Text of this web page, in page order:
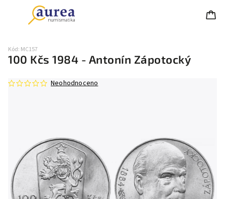
100 Kčs 1984 - Antonín Zápotocký
Kód: MC157
Neohodnoceno